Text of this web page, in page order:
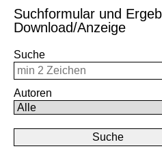
Suchformular und
Download/Anzeige
Suche
Autoren